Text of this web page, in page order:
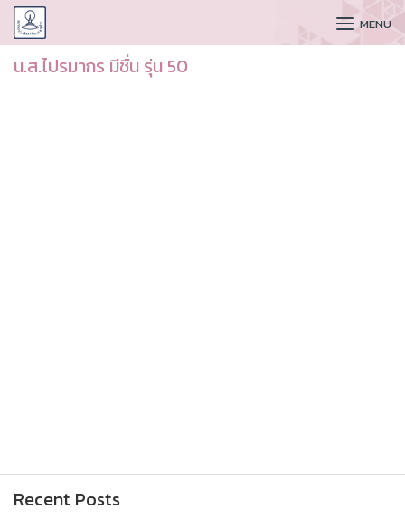
CUDAA MENU
น.ส.ไปรมากร มีชื่น รุ่น 50
Recent Posts